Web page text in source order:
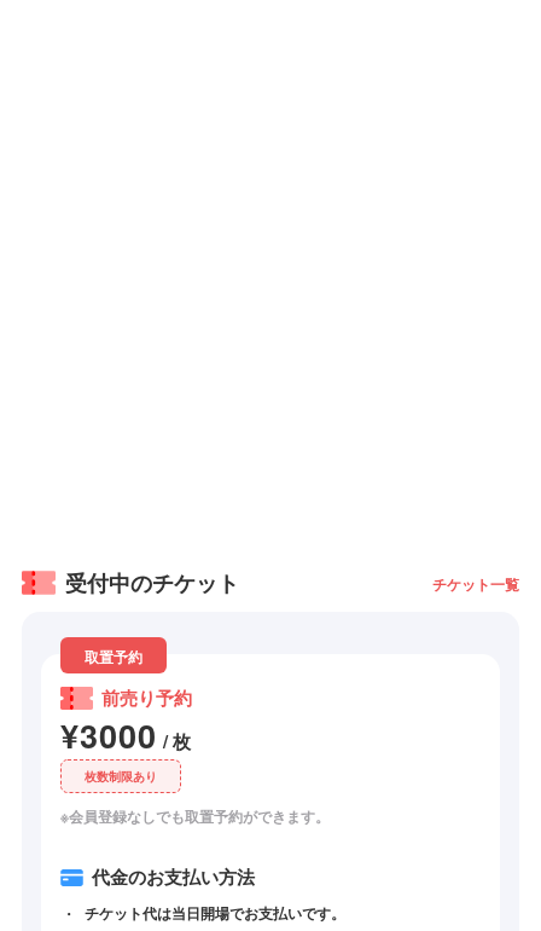
受付中のチケット チケット一覧
取置予約
前売り予約
¥3000 / 枚
枚数制限あり
※会員登録なしでも取置予約ができます。
代金のお支払い方法
チケット代は当日開場でお支払いです。